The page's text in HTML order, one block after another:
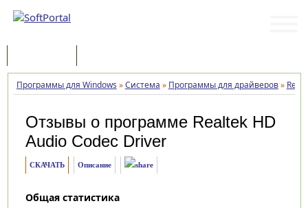
Программы для Windows »Система » Программы для драйверов»
Отзывы о программе Realtek HD
Audio Codec Driver
СКАЧАТЬ Описание
Общая статистика